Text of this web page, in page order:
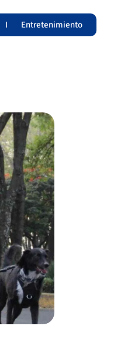
LomitosEntretenimiento